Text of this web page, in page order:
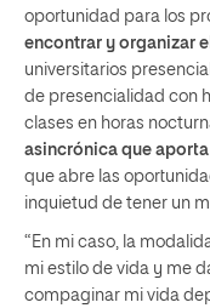
oportunidad para los
encontrar y organizar
universitarios
de presencialidad con
clases en horas
asincrónica que
que abre las
inquietud de tener un
“En mi caso, la
mi estilo de vida y me
compaginar mi vida